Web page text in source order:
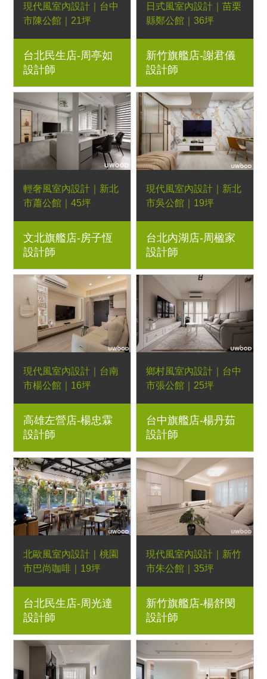
現代風室內設計｜台中
市陳公館｜21坪
3房2廳｜優渥系統櫃、
鋁方管、LED燈帶
台北民生店-周亭如
設計師
日式風室內設計｜苗栗
縣鄭公館｜36坪
4房2廳｜優渥系統櫃、
Orderfloor超耐磨木地
板、格柵壁板、藝術漆
新竹旗艦店-謝君儀
設計師
輕奢風室內設計｜新北
市蕭公館｜45坪
3+1房2廳｜優渥系統
櫃、Orderfloor超耐磨
木地板、經典多功能邊
几、可可微晶石餐桌、
朗伊爾餐椅、湖濱長
凳、貝蒂床墊
文北旗艦店-房子恆
設計師
現代風室內設計｜新北
市吳公館｜19坪
3房2廳｜優渥系統櫃、
Orderfloor超耐磨木地
板、金屬玻璃滑門、造
型壁板、懸吊拉門、石
台北內湖店-周楹家
設計師
現代風室內設計｜台南
市楊公館｜16坪
2房1廳｜優渥系統櫃、
雲彩藝術漆、LED燈
帶、圓弧櫃
高雄左營店-楊忠霖
設計師
鄉村風室內設計｜台中
市張公館｜25坪
3房2廳｜優渥系統櫃、
烤漆美式線板牆、石英
石中島、木作線板、
LED燈帶
台中旗艦店-楊丹茹
設計師
北歐風室內設計｜桃園
市巴尚咖啡｜19坪
1房2廳｜優渥系統櫃、
Orderfloor超耐磨木地
板、Poti波緹三人座沙
柚木色恬靜大茶几、經
典多功能邊几、胡桃木
色王子高腳椅、小王子
台北民生店-周光達
設計師
現代風室內設計｜新竹
市朱公館｜35坪
3房2廳｜優渥系統櫃、
燈條、吊燈
新竹旗艦店-楊舒閔
設計師